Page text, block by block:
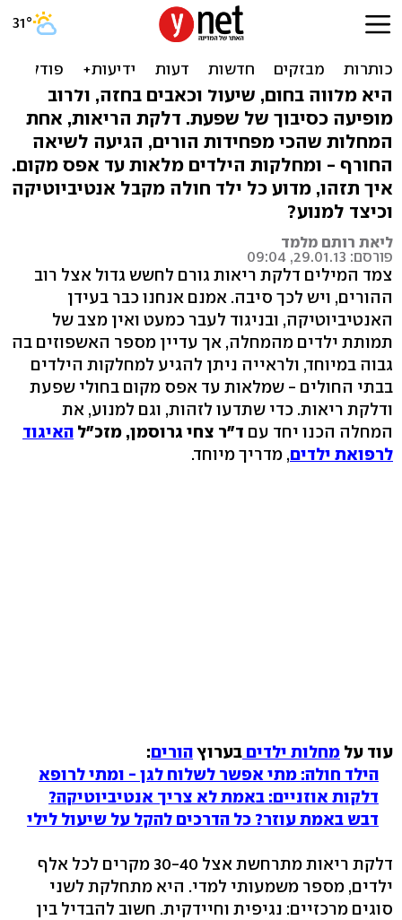
דלקת ריאות בילדים: תמיד
צריך צילום רנטגן?
היא מלווה בחום, שיעול וכאבים בחזה, ולרוב
מופיעה כסיבוך של שפעת. דלקת הריאות, אחת
המחלות שהכי מפחידות הורים, הגיעה לשיאה
החורף - ומחלקות הילדים מלאות עד אפס מקום.
איך תזהו, מדוע כל ילד חולה מקבל אנטיביוטיקה
וכיצד למנוע?
ליאת רותם מלמד
פורסם: 29.01.13, 09:04
צמד המילים דלקת ריאות גורם לחשש גדול אצל רוב
ההורים, ויש לכך סיבה. אמנם אנחנו כבר בעידן
האנטיביוטיקה, ובניגוד לעבר כמעט ואין מצב של
תמותת ילדים מהמחלה, אך עדיין מספר האשפוזים בה
גבוה במיוחד, ולראייה ניתן להגיע למחלקות הילדים
בבתי החולים - שמלאות עד אפס מקום בחולי שפעת
ודלקת ריאות. כדי שתדעו לזהות, וגם למנוע, את
המחלה הכנו יחד עם ד"ר צחי גרוסמן, מזכ"ל האיגוד
לרפואת ילדים, מדריך מיוחד.
עוד על מחלות ילדים בערוץהורים:
הילד חולה: מתי אפשר לשלוח לגן - ומתי לרופא
דלקות אוזניים: באמת לא צריך אנטיביוטיקה?
דבש באמת עוזר? כל הדרכים להקל על שיעול לילי
דלקת ריאות מתרחשת אצל 30-40 מקרים לכל אלף
ילדים, מספר משמעותי למדי. היא מתחלקת לשני
סוגים מרכזיים: נגיפית וחיידקית. חשוב להבדיל בין